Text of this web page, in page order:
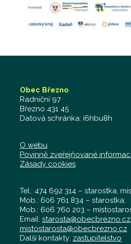
Obec Březno
Radniční 97
Březno 431 45
Datová schránka: i6hbu8h
O webu
Povinně zveřejňované
Zásady cookies
Tel.: 474 692 314 – starostka,
Mob.: 606 761 834 – starostka;
Mob.: 606 760 203 –
Email: starosta@obecbrezno.cz;
mistostarosta@obecbrezno.cz
Další kontakty: zastupitelstvo